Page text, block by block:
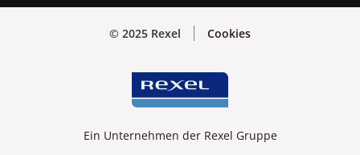
© 2025 Rexel Cookies
Ein Unternehmen der Rexel Gruppe